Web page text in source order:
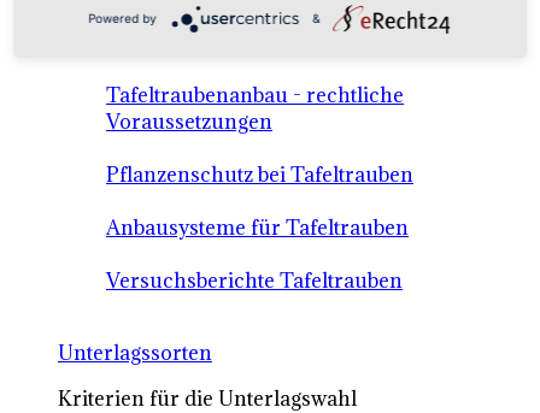
Tafeltrauben A-Z Sortenbeschreibungen
Tafeltraubenanbau - rechtliche
Voraussetzungen
Pflanzenschutz bei Tafeltrauben
Anbausysteme für Tafeltrauben
Versuchsberichte Tafeltrauben
Unterlagssorten
Kriterien für die Unterlagswahl
Powered by &